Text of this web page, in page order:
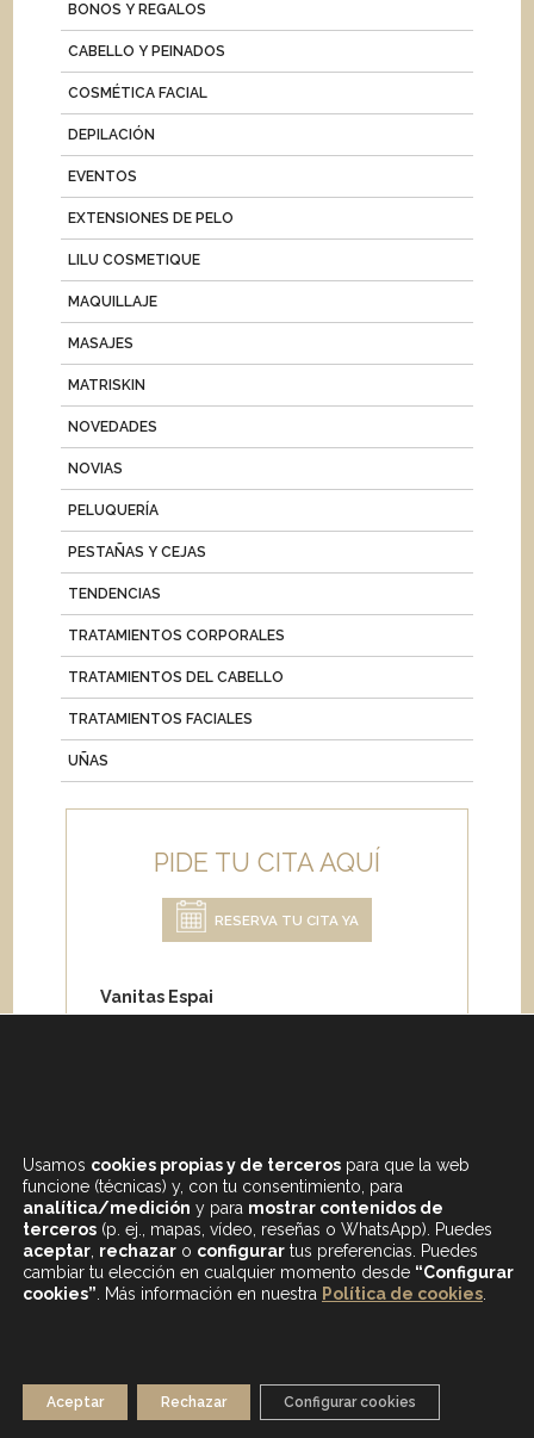
BONOS Y REGALOS
CABELLO Y PEINADOS
COSMÉTICA FACIAL
DEPILACIÓN
EVENTOS
EXTENSIONES DE PELO
LILU COSMETIQUE
MAQUILLAJE
MASAJES
MATRISKIN
NOVEDADES
NOVIAS
PELUQUERÍA
PESTAÑAS Y CEJAS
TENDENCIAS
TRATAMIENTOS CORPORALES
TRATAMIENTOS DEL CABELLO
TRATAMIENTOS FACIALES
UÑAS
PIDE TU CITA AQUÍ
RESERVA TU CITA YA
Vanitas Espai
Carrer de Paris 204
AVISO LEGAL
POLÍTICA DE PRIVACIDAD
Usamos cookies propias y de terceros para que la web
funcione (técnicas) y, con tu consentimiento, para
analítica/medición y para mostrar contenidos de
terceros (p. ej., mapas, vídeo, reseñas o WhatsApp). Puedes
aceptar rechazar o configurar tus preferencias. Puedes
cambiar tu elección en cualquier momento desde “Configurar
cookies” . Más información en nuestra Política de cookies
Aceptar Rechazar Configurar cookies